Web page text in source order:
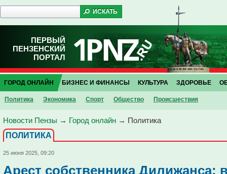
ПЕРВЫЙ
ПЕНЗЕНСКИЙ
ПОРТАЛ
ГОРОД ОНЛАЙН
Политика Экономика Спорт Общество Проиcшествия
БИЗНЕС И ФИНАНСЫ КУЛЬТУРА ЗДОРОВЬЕ
Новости Пензы → Город онлайн → Политика
ПОЛИТИКА
25 июня 2025, 09:20
Арест собственника Дилижанса: